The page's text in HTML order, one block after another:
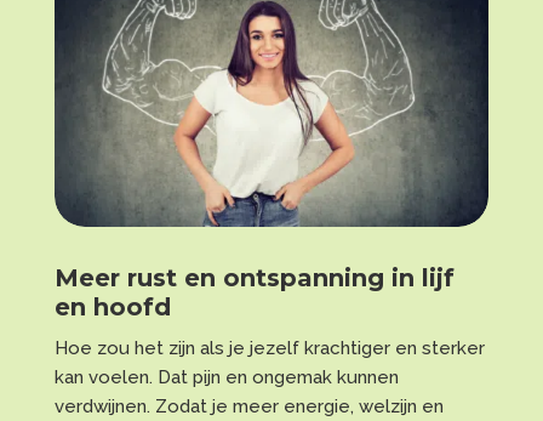
Meer rust en ontspanning in lijf
en hoofd
Hoe zou het zijn als je jezelf krachtiger en sterker
kan voelen. Dat pijn en ongemak kunnen
verdwijnen. Zodat je meer energie, welzijn en